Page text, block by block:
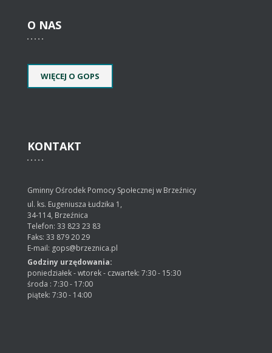
O NAS
WIĘCEJ O GOPS
KONTAKT
Gminny Ośrodek Pomocy Społecznej w Brzeźnicy
ul. ks. Eugeniusza Łudzika 1,
34-114, Brzeźnica
Telefon: 33 823 23 83
Faks: 33 879 20 29
E-mail: gops@brzeznica.pl
Godziny urzędowania:
poniedziałek - wtorek - czwartek: 7:30 - 15:30
środa : 7:30 - 17:00
piątek: 7:30 - 14:00